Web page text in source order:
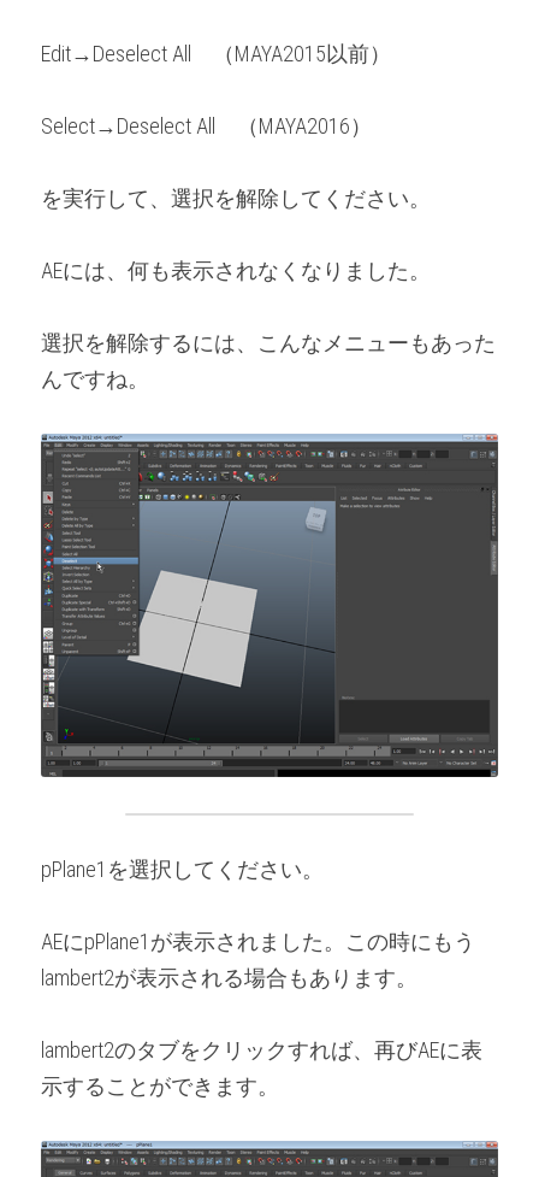
Edit→Deselect All　（MAYA2015以前）
Select→Deselect All　（MAYA2016）
を実行して、選択を解除してください。
AEには、何も表示されなくなりました。
選択を解除するには、こんなメニューもあった
んですね。
pPlane1を選択してください。
AEにpPlane1が表示されました。この時にもう
lambert2が表示される場合もあります。
lambert2のタブをクリックすれば、再びAEに表
示することができます。